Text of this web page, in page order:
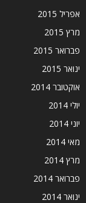
אפריל 2015
מרץ 2015
פברואר 2015
ינואר 2015
אוקטובר 2014
יולי 2014
יוני 2014
מאי 2014
מרץ 2014
פברואר 2014
ינואר 2014